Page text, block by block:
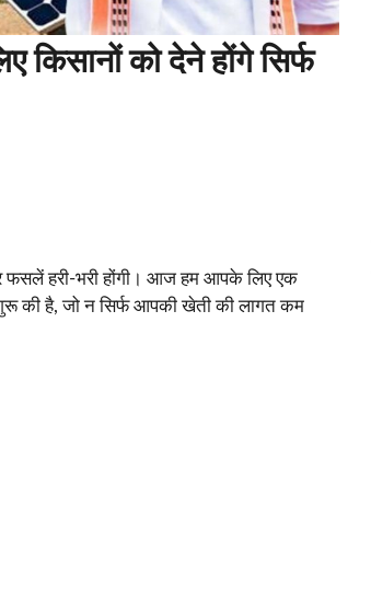
किसानों को देने होंगे सिर्फ
फसलें हरी-भरी होंगी। आज हम आपके लिए एक
की है, जो न सिर्फ आपकी खेती की लागत कम